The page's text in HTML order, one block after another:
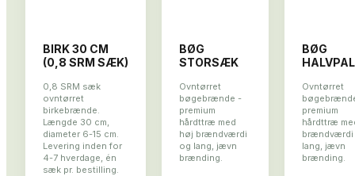
BIRK 30 CM
(0,8 SRM SÆK)
0,8 SRM sæk
ovntørret
birkebrænde.
Længde 30 cm,
diameter 6-15 cm.
Levering inden for
4-7 hverdage, én
sæk pr. bestilling.
BØG
STORSÆK
Ovntørret
bøgebrænde -
premium
hårdttræ med
høj brændværdi
og lang, jævn
brænding.
BØG
Ovntørret
premium
hårdttræ
brændværdi
lang, jævn
brænding.